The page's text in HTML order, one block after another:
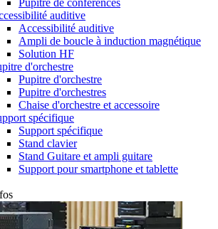
Pupitre de conférences
auditive
Accessibilité auditive
Ampli de boucle à induction magnétique
Solution HF
d'orchestre
Pupitre d'orchestre
Pupitre d'orchestres
Chaise d'orchestre et accessoire
spécifique
Support spécifique
Stand clavier
Stand Guitare et ampli guitare
Support pour smartphone et tablette